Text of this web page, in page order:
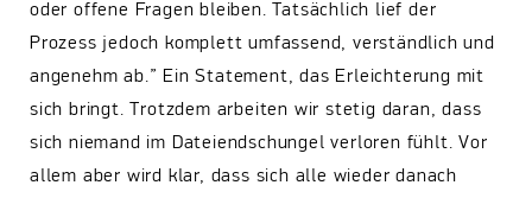
oder offene Fragen bleiben. Tatsächlich lief der
Prozess jedoch komplett umfassend, verständlich und
angenehm ab.” Ein Statement, das Erleichterung mit
sich bringt. Trotzdem arbeiten wir stetig daran, dass
sich niemand im Dateiendschungel verloren fühlt. Vor
allem aber wird klar, dass sich alle wieder danach